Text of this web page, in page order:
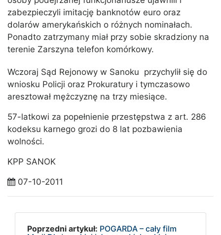
zabezpieczyli imitację banknotów euro oraz
dolarów amerykańskich o różnych nominałach.
Ponadto zatrzymany miał przy sobie skradziony na
terenie Zarszyna telefon komórkowy.
Wczoraj Sąd Rejonowy w Sanoku przychylił się do
wniosku Policji oraz Prokuratury i tymczasowo
aresztował mężczyznę na trzy miesiące.
57-latkowi za popełnienie przestępstwa z art. 286
kodeksu karnego grozi do 8 lat pozbawienia
wolności.
KPP SANOK
07-10-2011
Poprzedni artykuł: POGARDA – cały film